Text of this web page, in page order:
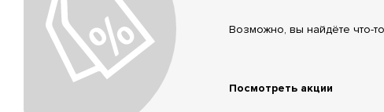
Возможно, вы найдёте что-
Посмотреть акции